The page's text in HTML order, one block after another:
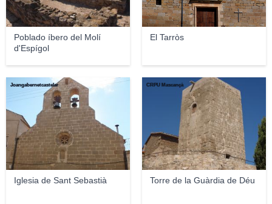
Poblado íbero del Molí
d'Espígol
El Tarròs
Iglesia de Sant Sebastià
Joangabernetcastelar
Torre de la Guàrdia de Déu
CRPU Mascançà